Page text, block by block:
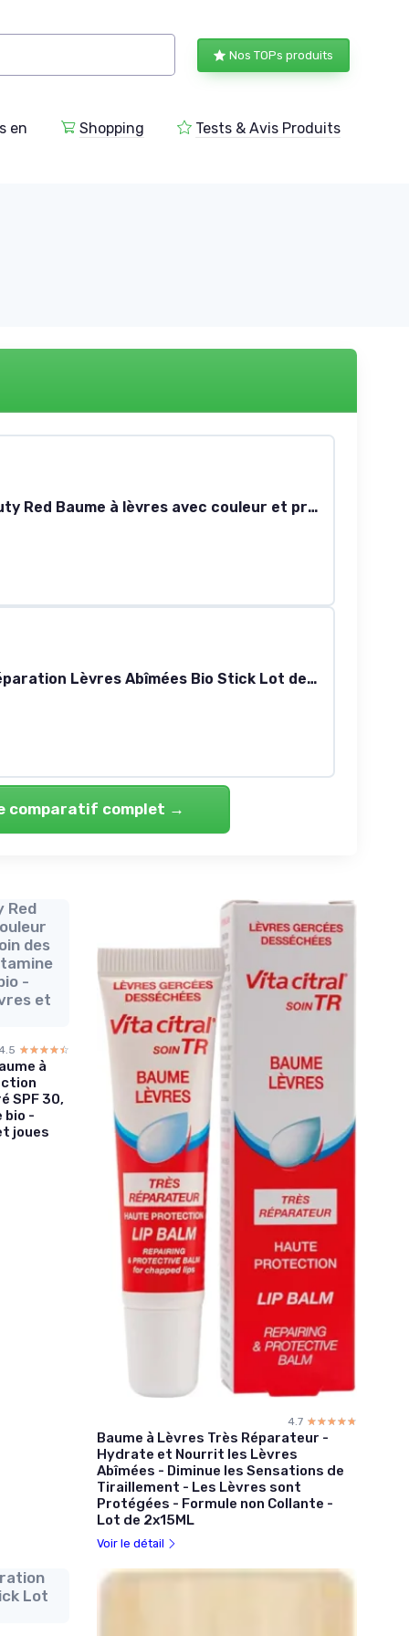
Nos TOPs produits
en
Shopping Tests & Avis Produits
Labello Caring Beauty Red Baume à lèvres avec couleur et protection solaire, soin des lèvres coloré SPF 30, vitamine E et huile d'amande bio - Baume à lèvres pour lèvres et joues (4,8 g)
Dermophil Indien Réparation Lèvres Abîmées Bio Stick Lot de 2 x 4 g
comparatif complet →
Red
des
-
et
☆☆☆☆☆
★★★★★
à
SPF 30,
bio -
joues
4.7 ☆☆☆☆☆
★★★★★
Baume à Lèvres Très Réparateur -
Hydrate et Nourrit les Lèvres
Abîmées - Diminue les Sensations de
Tiraillement - Les Lèvres sont
Protégées - Formule non Collante -
Lot de 2x15ML
Voir le détail
Lot